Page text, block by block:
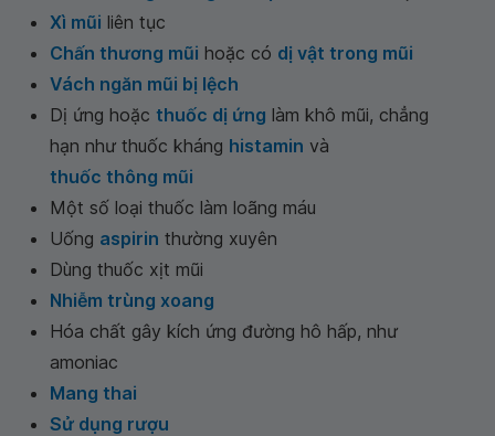
Xì mũi liên tục
Chấn thương mũi hoặc có dị vật trong mũi
Vách ngăn mũi bị lệch
Dị ứng hoặc thuốc dị ứng làm khô mũi, chẳng
hạn như thuốc kháng histamin và
thuốc thông mũi
Một số loại thuốc làm loãng máu
Uống aspirin thường xuyên
Dùng thuốc xịt mũi
Nhiễm trùng xoang
Hóa chất gây kích ứng đường hô hấp, như
amoniac
Mang thai
Sử dụng rượu